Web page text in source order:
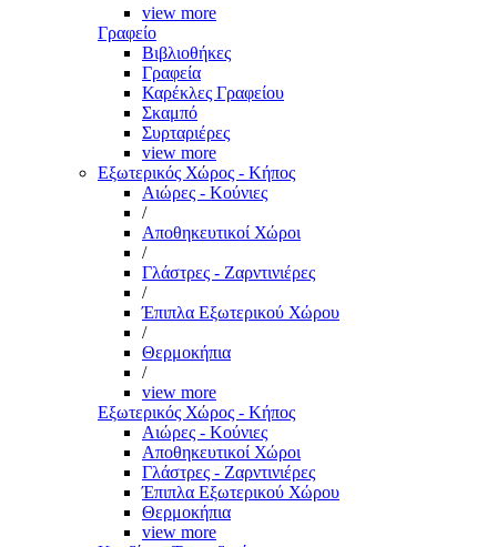
view more
Γραφείο
Βιβλιοθήκες
Γραφεία
Καρέκλες Γραφείου
Σκαμπό
Συρταριέρες
view more
Εξωτερικός Χώρος - Κήπος
Αιώρες - Κούνιες
/
Αποθηκευτικοί Χώροι
/
Γλάστρες - Ζαρντινιέρες
/
Έπιπλα Εξωτερικού Χώρου
/
Θερμοκήπια
/
view more
Εξωτερικός Χώρος - Κήπος
Αιώρες - Κούνιες
Αποθηκευτικοί Χώροι
Γλάστρες - Ζαρντινιέρες
Έπιπλα Εξωτερικού Χώρου
Θερμοκήπια
view more